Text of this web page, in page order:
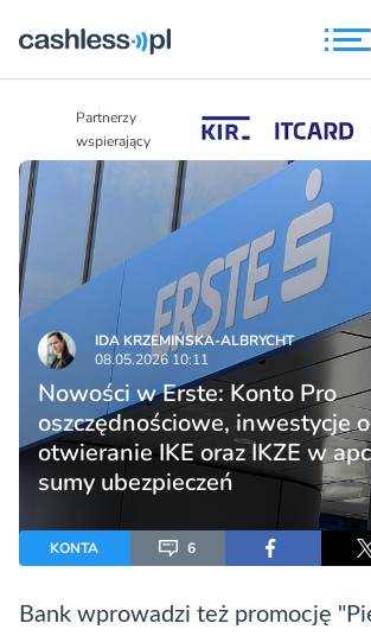
Partnerzy
wspierający
IDA KRZEMIŃSKA-ALBRYCHT
08.05.2026 10:11
Nowości w Erste: Konto Pro
oszczędnościowe, inwestycje
otwieranie IKE oraz IKZE w
sumy ubezpieczeń
KONTA 6
Bank wprowadzi też promocję